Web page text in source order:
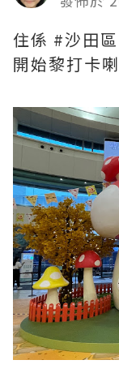
住係 #沙田
開始黎打卡